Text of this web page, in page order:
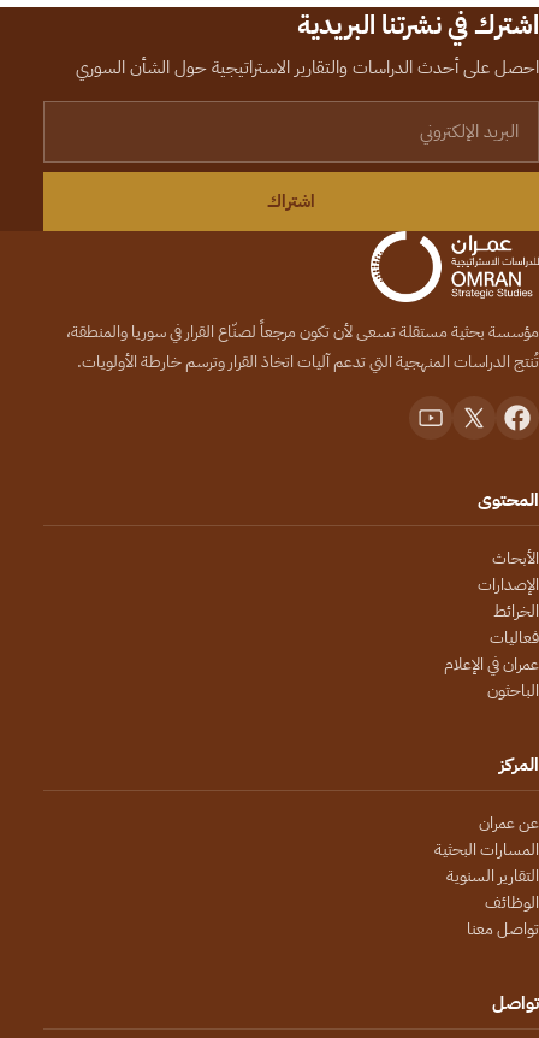
اشترك في نشرتنا البريدية
احصل على أحدث الدراسات والتقارير الاستراتيجية حول الشأن السوري
اشتراك
مؤسسة بحثية مستقلة تسعى لأن تكون مرجعاً لصنّاع القرار في سوريا والمنطقة،
تُنتج الدراسات المنهجية التي تدعم آليات اتخاذ القرار وترسم خارطة الأولويات.
المحتوى
الأبحاث
الإصدارات
الخرائط
فعاليات
عمران في الإعلام
الباحثون
المركز
عن عمران
المسارات البحثية
التقارير السنوية
الوظائف
تواصل معنا
تواصل